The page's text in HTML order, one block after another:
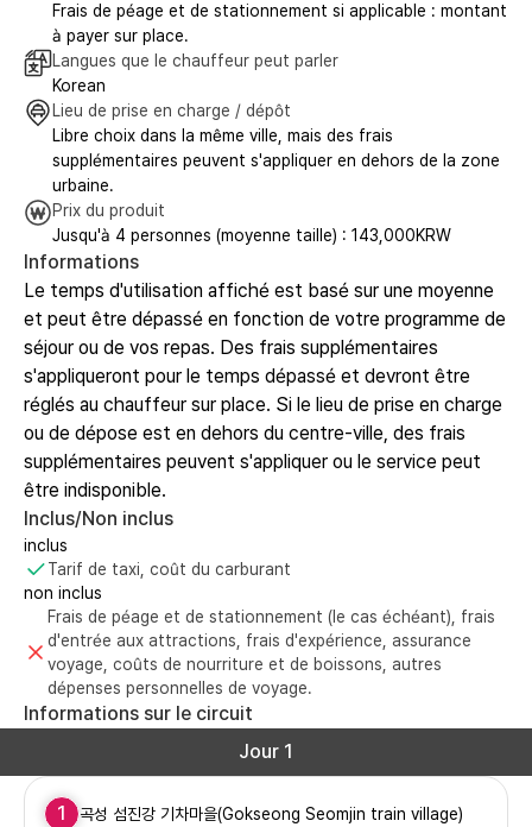
Frais de péage et de stationnement si applicable : montant
à payer sur place.
Langues que le chauffeur peut parler
Korean
Lieu de prise en charge / dépôt
Libre choix dans la même ville, mais des frais
supplémentaires peuvent s'appliquer en dehors de la zone
urbaine.
Prix du produit
Jusqu'à 4 personnes (moyenne taille) : 143,000KRW
Informations
Le temps d'utilisation affiché est basé sur une moyenne
et peut être dépassé en fonction de votre programme de
séjour ou de vos repas. Des frais supplémentaires
s'appliqueront pour le temps dépassé et devront être
réglés au chauffeur sur place. Si le lieu de prise en charge
ou de dépose est en dehors du centre-ville, des frais
supplémentaires peuvent s'appliquer ou le service peut
être indisponible.
Inclus/Non inclus
inclus
Tarif de taxi, coût du carburant
non inclus
Frais de péage et de stationnement (le cas échéant), frais
d'entrée aux attractions, frais d'expérience, assurance
voyage, coûts de nourriture et de boissons, autres
dépenses personnelles de voyage.
Informations sur le circuit
Jour 1
1 곡성 섬진강 기차마을(Gokseong Seomjin train village)